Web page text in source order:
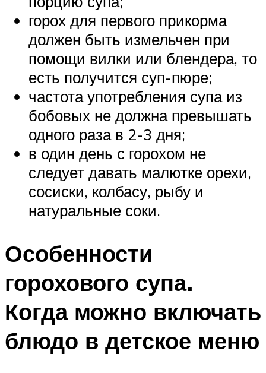
горох для первого прикорма
должен быть измельчен при
помощи вилки или блендера, то
есть получится суп-пюре;
частота употребления супа из
бобовых не должна превышать
одного раза в 2-3 дня;
в один день с горохом не
следует давать малютке орехи,
сосиски, колбасу, рыбу и
натуральные соки.
Особенности
горохового супа.
Когда можно включать
блюдо в детское меню